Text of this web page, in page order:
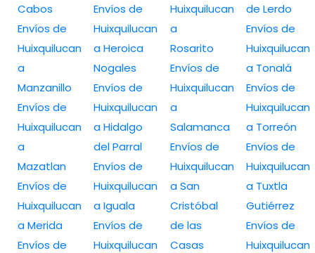
Cabos
Envíos de
Huixquilucan
a
Manzanillo
Envíos de
Huixquilucan
a
Mazatlan
Envíos de
Huixquilucan
a Merida
Envíos de
Envíos de
Huixquilucan
a Heroica
Nogales
Envíos de
Huixquilucan
a Hidalgo
del Parral
Envíos de
Huixquilucan
a Iguala
Envíos de
Huixquilucan
Huixquilucan
a
Rosarito
Envíos de
Huixquilucan
a
Salamanca
Envíos de
Huixquilucan
a San
Cristóbal
de las
Casas
de Lerdo
Envíos de
Huixquilucan
a Tonalá
Envíos de
Huixquilucan
a Torreón
Envíos de
Huixquilucan
a Tuxtla
Gutiérrez
Envíos de
Huixquilucan